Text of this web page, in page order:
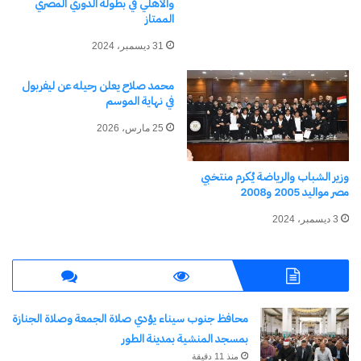
استغناء في حالة سبق القيد باسم هيئة أخرى (إن وجد)
إفادة طبية تفيد لياقة المتقدم للاشتراك في التدريب
والمنافسة بالمشروع
وفي الختام، دعت وزارة الشباب والرياضة جميع
الموهوبين وأولياء الأمور إلى سرعة التقدم قبل الموعد
النهائي، للاستفادة من البرامج الفنية والعلمية والطبية
المتكاملة التي يقدمها المشروع، بما يسهم في إعداد
جيل جديد من الأبطال القادرين على تمثيل مصر في
فيس بوك
الممتاز
31 ديسمبر، 2024
وزير الشباب والرياضة يُكرم منتخبي
مصر مواليد 2005 و2008
3 ديسمبر، 2024
محمد صلاح يعلن رحيله عن ليفربول
في نهاية الموسم
25 مارس، 2026
محافظ جنوب سيناء يؤدي صلاة الجمعة وصلاة الجنازة
بمسجد المنشية بمدينة الطور
منذ 11 دقيقة